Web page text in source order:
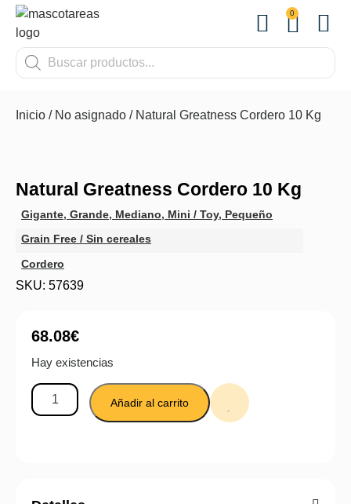
0
Inicio / No asignado / Natural Greatness Cordero 10 Kg
Natural Greatness Cordero 10 Kg
Gigante, Grande, Mediano, Mini / Toy, Pequeño
Grain Free / Sin cereales
Cordero
SKU: 57639
68.08€
Hay existencias
Añadir al carrito